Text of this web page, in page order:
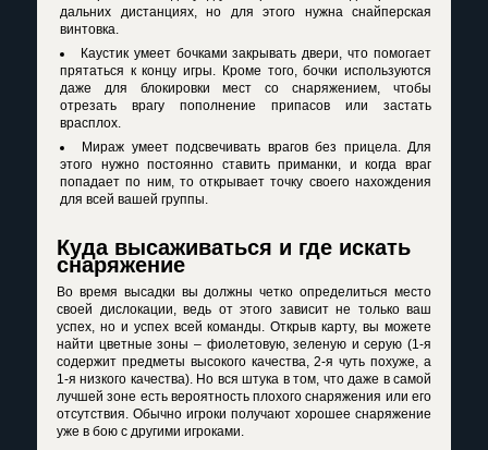
дальних дистанциях, но для этого нужна снайперская
винтовка.
Каустик умеет бочками закрывать двери, что помогает
прятаться к концу игры. Кроме того, бочки используются
даже для блокировки мест со снаряжением, чтобы
отрезать врагу пополнение припасов или застать
врасплох.
Мираж умеет подсвечивать врагов без прицела. Для
этого нужно постоянно ставить приманки, и когда враг
попадает по ним, то открывает точку своего нахождения
для всей вашей группы.
Куда высаживаться и где искать
снаряжение
Во время высадки вы должны четко определиться место
своей дислокации, ведь от этого зависит не только ваш
успех, но и успех всей команды. Открыв карту, вы можете
найти цветные зоны – фиолетовую, зеленую и серую (1-я
содержит предметы высокого качества, 2-я чуть похуже, а
1-я низкого качества). Но вся штука в том, что даже в самой
лучшей зоне есть вероятность плохого снаряжения или его
отсутствия. Обычно игроки получают хорошее снаряжение
уже в бою с другими игроками.